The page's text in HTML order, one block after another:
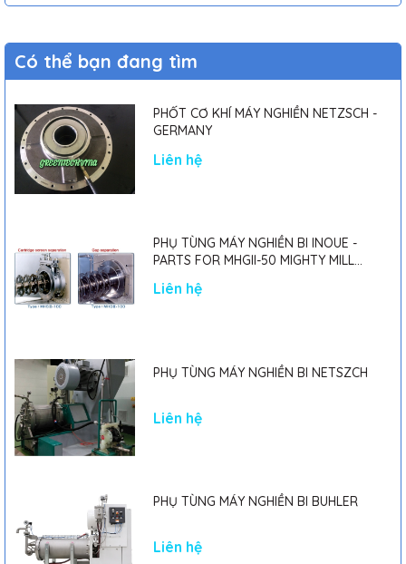
Có thể bạn đang tìm
PHỐT CƠ KHÍ MÁY NGHIỀN NETZSCH -
GERMANY
Liên hệ
PHỤ TÙNG MÁY NGHIỀN BI INOUE -
PARTS FOR MHGII-50 MIGHTY MILL
Liên hệ
PHỤ TÙNG MÁY NGHIỀN BI NETSZCH
Liên hệ
PHỤ TÙNG MÁY NGHIỀN BI BUHLER
Liên hệ